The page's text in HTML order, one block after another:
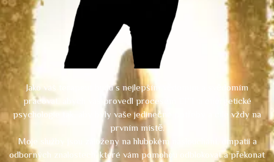
Jako váš terapeut budu s nejlepším vědomím a svědomím
pracovat, abych vás provedl procesem EFT a energetické
psychologie tak, aby byly vaše jedinečné potřeby a cíle vždy na
prvním místě.
Moje služby jsou založeny na hlubokém naslouchání, empatii a
odborných znalostech, které vám pomohou odblokovat a překonat